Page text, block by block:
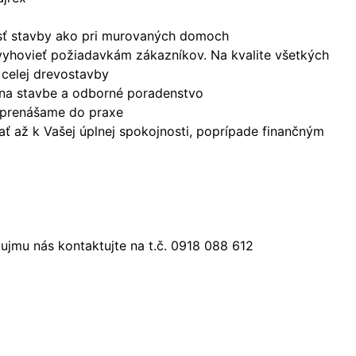
stavby ako pri murovaných domoch
požiadavkám zákazníkov. Na kvalite všetkých
drevostavby
stavbe a odborné poradenstvo
do praxe
až k Vašej úplnej spokojnosti, poprípade finančným
nás kontaktujte na t.č. 0918 088 612